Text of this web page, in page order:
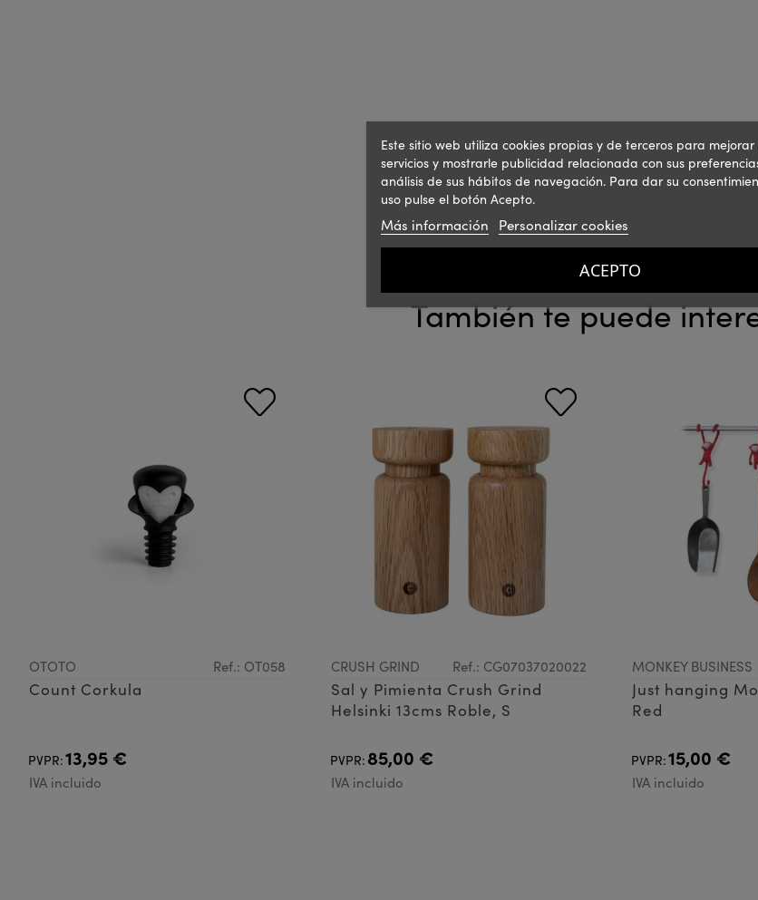
También te puede
OTOTO Ref.: OT058
Count Corkula
PVPR:13,95 €
IVA incluido
CRUSH GRIND Ref.: CG07037020022
Sal y Pimienta Crush Grind
Helsinki 13cms Roble, S
PVPR: 85,00 €
IVA incluido
MONKEY BUSINESS
Just hanging
Red
PVPR:15,00 €
IVA incluido
Este sitio web utiliza cookies propias y de terceros para mejorar
servicios y mostrarle publicidad relacionada con sus
análisis de sus hábitos de navegación. Para dar su
uso pulse el botón Acepto.
Más información Personalizar cookies
ACEPTO